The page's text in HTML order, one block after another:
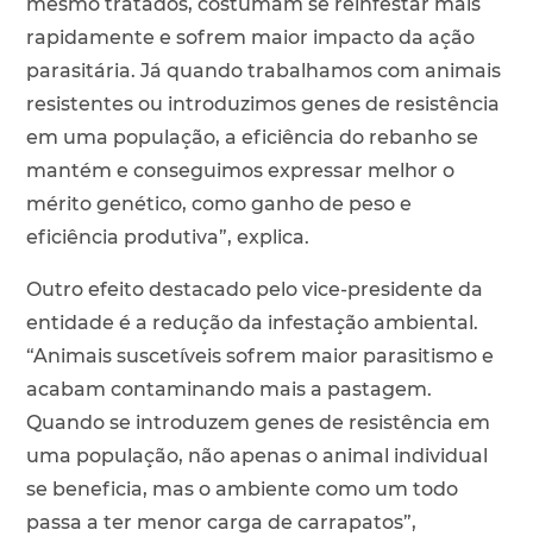
rapidamente e sofrem maior impacto da ação
parasitária. Já quando trabalhamos com animais
resistentes ou introduzimos genes de resistência
em uma população, a eficiência do rebanho se
mantém e conseguimos expressar melhor o
mérito genético, como ganho de peso e
eficiência produtiva”, explica.
Outro efeito destacado pelo vice-presidente da
entidade é a redução da infestação ambiental.
“Animais suscetíveis sofrem maior parasitismo e
acabam contaminando mais a pastagem.
Quando se introduzem genes de resistência em
uma população, não apenas o animal individual
se beneficia, mas o ambiente como um todo
passa a ter menor carga de carrapatos”,